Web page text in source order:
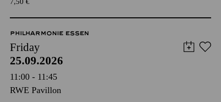
PHILHARMONIE ESSEN
Friday
25.09.2026
11:00 - 11:45
RWE Pavillon